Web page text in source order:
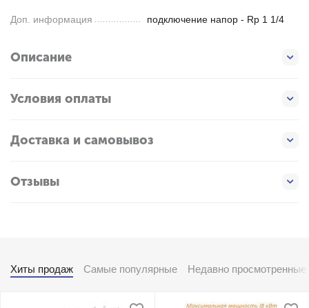
Доп. информация подключение напор - Rp 1 1/4
Описание
Условия оплаты
Доставка и самовывоз
Отзывы
Хиты продаж Самые популярные Недавно просмотренные